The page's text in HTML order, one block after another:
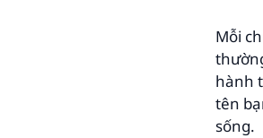
Mỗi
hành
tên
sống.